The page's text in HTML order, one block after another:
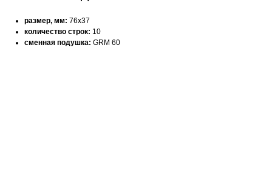
размер, мм: 76х37
количество строк: 10
сменная подушка: GRM 60